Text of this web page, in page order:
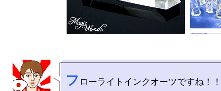
フ ローライトインクオーツですね！！